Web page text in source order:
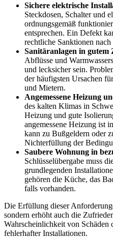
Sichere elektrische
Steckdosen, Schalter und
ordnungsgemäß
entsprechen. Ein Defekt
rechtliche Sanktionen nach
Sanitäranlagen in gutem
Abflüsse und
und lecksicher sein.
der häufigsten Ursachen
und Mietern.
Angemessene Heizung
des kalten Klimas in
Heizung und gute
angemessene Heizung ist
kann zu Bußgeldern oder
Nichterfüllung der
Saubere Wohnung in
Schlüsselübergabe muss
grundlegenden
gehören die Küche, das
falls vorhanden.
Die Erfüllung dieser
sondern erhöht auch die
Wahrscheinlichkeit von Schäden
fehlerhafter Installationen.